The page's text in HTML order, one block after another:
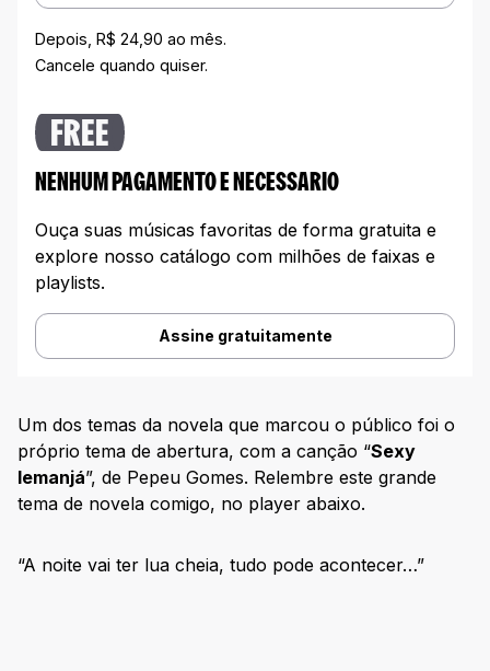
Depois, R$ 24,90 ao mês.
Cancele quando quiser.
FREE
NENHUM PAGAMENTO E NECESSARIO
Ouça suas músicas favoritas de forma gratuita e
explore nosso catálogo com milhões de faixas e
playlists.
Assine gratuitamente
Um dos temas da novela que marcou o público foi o
próprio tema de abertura, com a canção “Sexy
Iemanjá”, de Pepeu Gomes. Relembre este grande
tema de novela comigo, no player abaixo.
“A noite vai ter lua cheia, tudo pode acontecer…”